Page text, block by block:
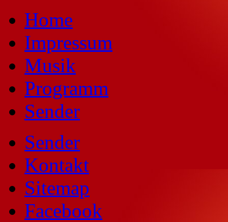
Home
Impressum
Musik
Programm
Sender
Sender
Kontakt
Sitemap
Facebook